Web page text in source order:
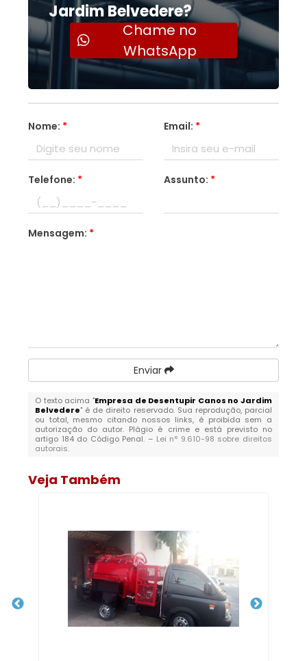
Jardim Belvedere?
Chame no
WhatsApp
Nome: * Email: *
Telefone: * Assunto: *
Mensagem: *
Enviar
O texto acima "Empresa de Desentupir Canos no Jardim
Belvedere" é de direito reservado. Sua reprodução, parcial
ou total, mesmo citando nossos links, é proibida sem a
autorização do autor. Plágio é crime e está previsto no
artigo 184 do Código Penal. – Lei n° 9.610-98 sobre direitos
autorais.
Veja Também